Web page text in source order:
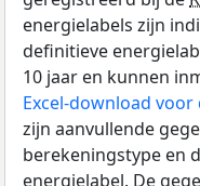
energielabels zijn
definitieve
10 jaar en kunnen
Excel-download voor
zijn aanvullende
berekeningstype en
energielabel. De